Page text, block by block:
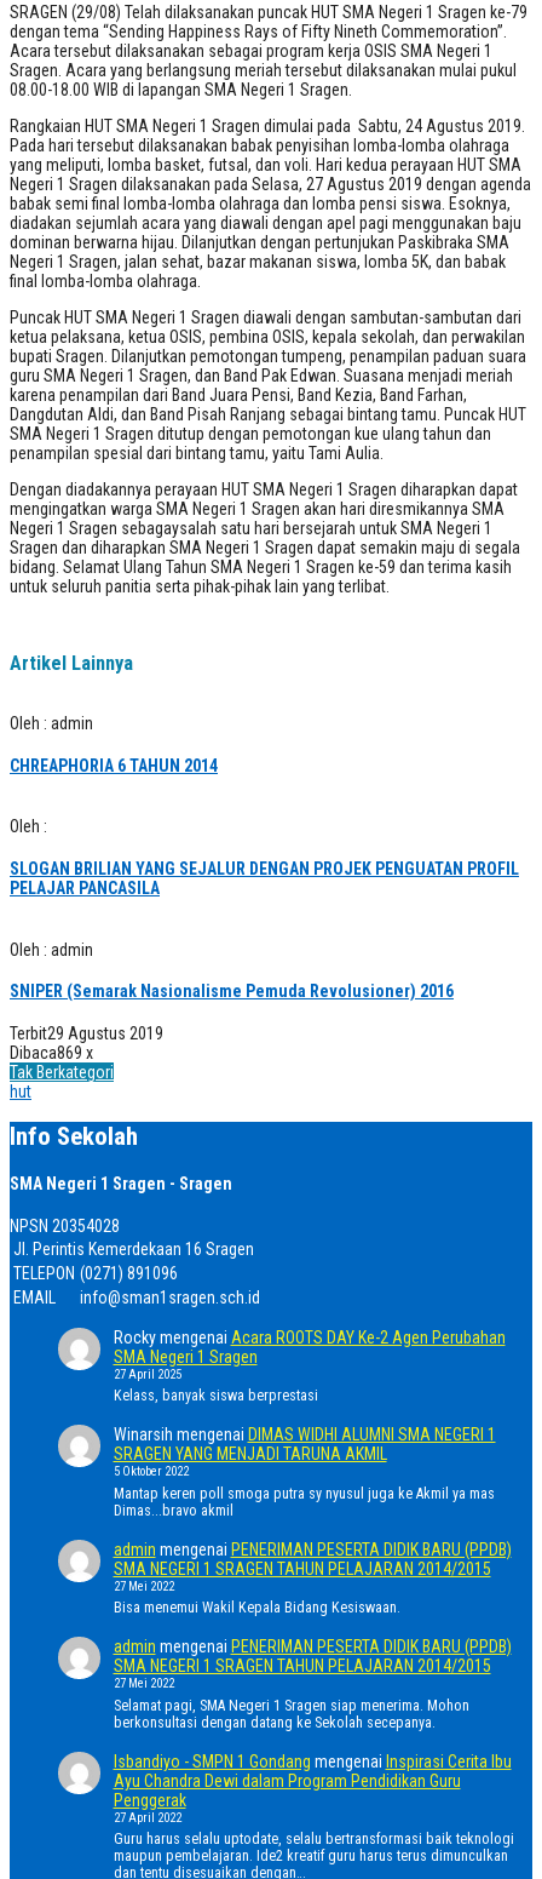
SRAGEN (29/08) Telah dilaksanakan puncak HUT SMA Negeri 1 Sragen ke-79
dengan tema “Sending Happiness Rays of Fifty Nineth Commemoration”.
Acara tersebut dilaksanakan sebagai program kerja OSIS SMA Negeri 1
Sragen. Acara yang berlangsung meriah tersebut dilaksanakan mulai pukul
08.00-18.00 WIB di lapangan SMA Negeri 1 Sragen.
Rangkaian HUT SMA Negeri 1 Sragen dimulai pada Sabtu, 24 Agustus 2019.
Pada hari tersebut dilaksanakan babak penyisihan lomba-lomba olahraga
yang meliputi, lomba basket, futsal, dan voli. Hari kedua perayaan HUT SMA
Negeri 1 Sragen dilaksanakan pada Selasa, 27 Agustus 2019 dengan agenda
babak semi final lomba-lomba olahraga dan lomba pensi siswa. Esoknya,
diadakan sejumlah acara yang diawali dengan apel pagi menggunakan baju
dominan berwarna hijau. Dilanjutkan dengan pertunjukan Paskibraka SMA
Negeri 1 Sragen, jalan sehat, bazar makanan siswa, lomba 5K, dan babak
final lomba-lomba olahraga.
Puncak HUT SMA Negeri 1 Sragen diawali dengan sambutan-sambutan dari
ketua pelaksana, ketua OSIS, pembina OSIS, kepala sekolah, dan perwakilan
bupati Sragen. Dilanjutkan pemotongan tumpeng, penampilan paduan suara
guru SMA Negeri 1 Sragen, dan Band Pak Edwan. Suasana menjadi meriah
karena penampilan dari Band Juara Pensi, Band Kezia, Band Farhan,
Dangdutan Aldi, dan Band Pisah Ranjang sebagai bintang tamu. Puncak HUT
SMA Negeri 1 Sragen ditutup dengan pemotongan kue ulang tahun dan
penampilan spesial dari bintang tamu, yaitu Tami Aulia.
Dengan diadakannya perayaan HUT SMA Negeri 1 Sragen diharapkan dapat
mengingatkan warga SMA Negeri 1 Sragen akan hari diresmikannya SMA
Negeri 1 Sragen sebagaysalah satu hari bersejarah untuk SMA Negeri 1
Sragen dan diharapkan SMA Negeri 1 Sragen dapat semakin maju di segala
bidang. Selamat Ulang Tahun SMA Negeri 1 Sragen ke-59 dan terima kasih
untuk seluruh panitia serta pihak-pihak lain yang terlibat.
Artikel Lainnya
Oleh : admin
CHREAPHORIA 6 TAHUN 2014
Oleh :
SLOGAN BRILIAN YANG SEJALUR DENGAN PROJEK PENGUATAN PROFIL
PELAJAR PANCASILA
Oleh : admin
SNIPER (Semarak Nasionalisme Pemuda Revolusioner) 2016
Terbit29 Agustus 2019
Dibaca869 x
Tak Berkategori
hut
Info Sekolah
SMA Negeri 1 Sragen - Sragen
NPSN 20354028
Jl. Perintis Kemerdekaan 16 Sragen
TELEPON (0271) 891096
EMAIL
info@sman1sragen.sch.id
Rockymengenai Acara ROOTS DAY Ke-2 Agen Perubahan
SMA Negeri 1 Sragen
27 April 2025
Kelass, banyak siswa berprestasi
Winarsih mengenai DIMAS WIDHI ALUMNI SMA NEGERI 1
SRAGEN YANG MENJADI TARUNA AKMIL
5 Oktober 2022
Mantap keren poll smoga putra sy nyusul juga ke Akmil ya mas
Dimas...bravo akmil
admin mengenai PENERIMAN PESERTA DIDIK BARU (PPDB)
SMA NEGERI 1 SRAGEN TAHUN PELAJARAN 2014/2015
27 Mei 2022
Bisa menemui Wakil Kepala Bidang Kesiswaan.
admin mengenai PENERIMAN PESERTA DIDIK BARU (PPDB)
SMA NEGERI 1 SRAGEN TAHUN PELAJARAN 2014/2015
27 Mei 2022
Selamat pagi, SMA Negeri 1 Sragen siap menerima. Mohon
berkonsultasi dengan datang ke Sekolah secepanya.
Isbandiyo - SMPN 1 Gondang mengenai Inspirasi Cerita Ibu
Ayu Chandra Dewi dalam Program Pendidikan Guru
Penggerak
27 April 2022
Guru harus selalu uptodate, selalu bertransformasi baik teknologi
maupun pembelajaran. Ide2 kreatif guru harus terus dimunculkan
dan tentu disesuaikan dengan…